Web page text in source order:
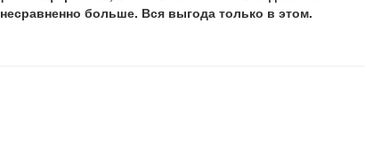
больше. Вся выгода только в этом.